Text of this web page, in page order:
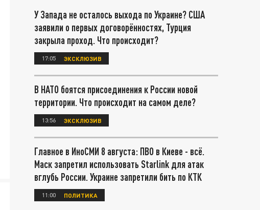
У Запада не осталось выхода по Украине? США
заявили о первых договорённостях, Турция
закрыла проход. Что происходит?
17:05 ЭКСКЛЮЗИВ
В НАТО боятся присоединения к России новой
территории. Что происходит на самом деле?
13:56 ЭКСКЛЮЗИВ
Главное в ИноСМИ 8 августа: ПВО в Киеве - всё.
Маск запретил использовать Starlink для атак
вглубь России. Украине запретили бить по КТК
11:00 ПОЛИТИКА